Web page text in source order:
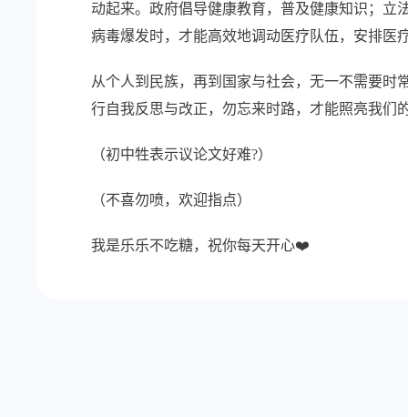
动起来。政府倡导健康教育，普及健康知识；
病毒爆发时，才能高效地调动医疗队伍，安排医
从个人到民族，再到国家与社会，无一不需要时
行自我反思与改正，勿忘来时路，才能照亮我们
（初中牲表示议论文好难?）
（不喜勿喷，欢迎指点）
我是乐乐不吃糖，祝你每天开心❤️